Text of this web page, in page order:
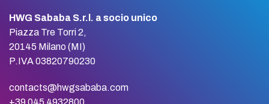
HWG Sababa S.r.l. a socio unico
Piazza Tre Torri 2,
20145 Milano (MI)
P.IVA 03820790230
contacts@hwgsababa.com
+39 045 4932800